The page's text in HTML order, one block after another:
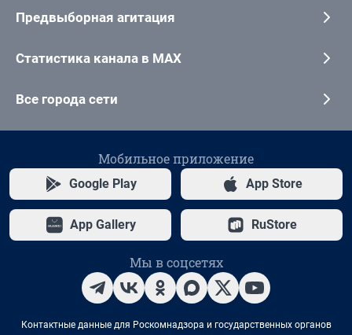
Предвыборная агитация
Статистика канала в MAX
Все города сети
Мобильное приложение
Google Play App Store
App Gallery RuStore
Мы в соцсетях
Контактные данные для Роскомнадзора и государственных органов